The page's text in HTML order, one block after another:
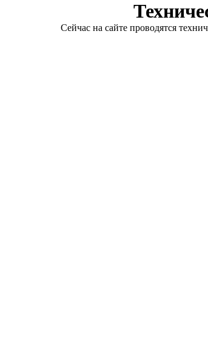
Сейчас на сайте проводятся